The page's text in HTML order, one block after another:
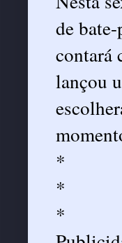
de
contará
lançou
*
*
*